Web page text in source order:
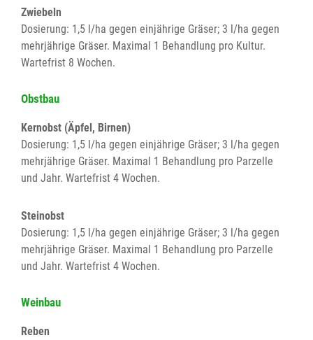
Zwiebeln
Dosierung: 1,5 l/ha gegen einjährige Gräser; 3 l/ha gegen
mehrjährige Gräser. Maximal 1 Behandlung pro Kultur.
Wartefrist 8 Wochen.
Obstbau
Kernobst (Äpfel, Birnen)
Dosierung: 1,5 l/ha gegen einjährige Gräser; 3 l/ha gegen
mehrjährige Gräser. Maximal 1 Behandlung pro Parzelle
und Jahr. Wartefrist 4 Wochen.
Steinobst
Dosierung: 1,5 l/ha gegen einjährige Gräser; 3 l/ha gegen
mehrjährige Gräser. Maximal 1 Behandlung pro Parzelle
und Jahr. Wartefrist 4 Wochen.
Weinbau
Reben